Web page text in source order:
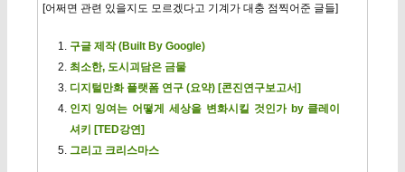
[어쩌면 관련 있을지도 모르겠다고 기계가 대충 점찍어준 글들]
구글 제작 (Built By Google)
최소한, 도시괴담은 금물
디지털만화 플랫폼 연구 (요약) [콘진연구보고서]
인지 잉여는 어떻게 세상을 변화시킬 것인가 by 클레이
셔키 [TED강연]
그리고 크리스마스